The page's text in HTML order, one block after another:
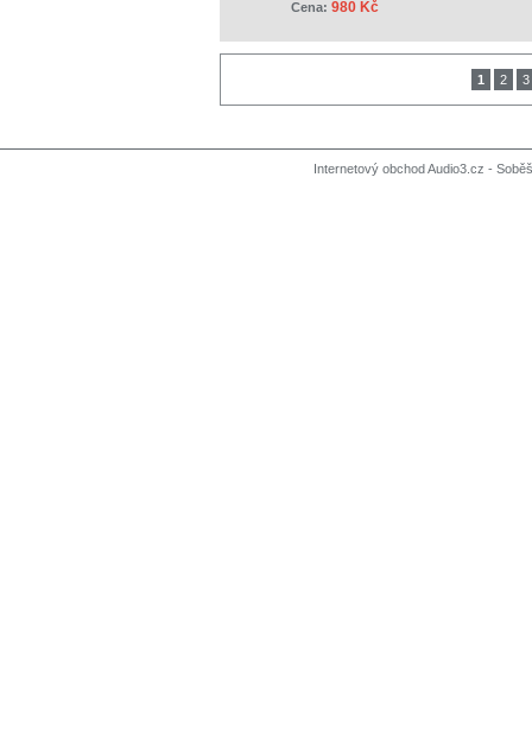
Cena: 980 Kč
1 2 3
Internetový obchod Audio3.cz -